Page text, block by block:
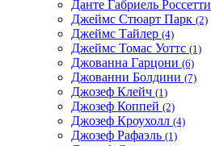
Данте Габриель Россетти
Джеймс Стюарт Парк (2)
Джеймс Тайлер (4)
Джеймс Томас Уоттс (1)
Джованна Гарцони (6)
Джованни Болдини (7)
Джозеф Клейч (1)
Джозеф Коппей (2)
Джозеф Кроухолл (4)
Джозеф Рафаэль (1)